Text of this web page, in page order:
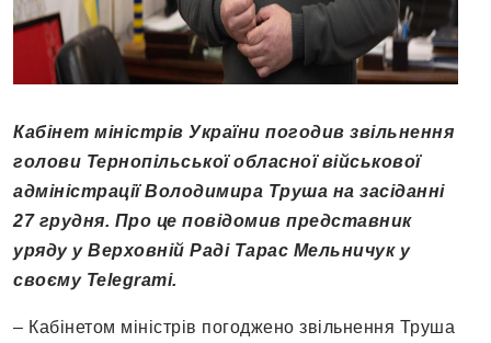
Кабінет міністрів України погодив звільнення
голови Тернопільської обласної військової
адміністрації Володимира Труша на засіданні
27 грудня. Про це повідомив представник
уряду у Верховній Раді Тарас Мельничук у
своєму Telegramі.
– Кабінетом міністрів погоджено звільнення Труша